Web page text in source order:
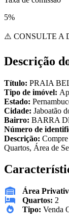
5%
⚠️ CONSULTE A
Descrição
Título: PRAIA
Tipo de imóvel:
Estado:
Cidade: Jaboatão
Bairro: BARRA
Número de
Descrição:
Quartos, Área de
Área
Quartos: 2
Tipo: Venda